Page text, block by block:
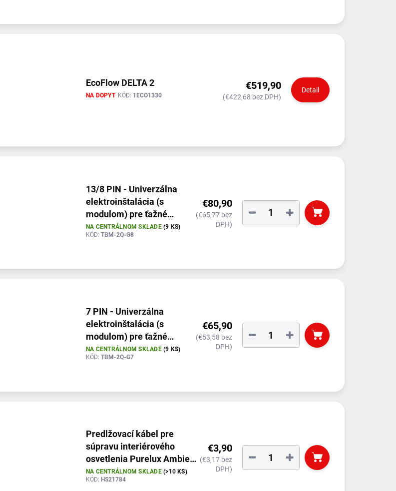
EcoFlow DELTA 2
NA DOPYT KÓD: 1ECO1330
€519,90
(€422,68 bez DPH)
Detail
13/8 PIN - Univerzálna
elektroinštalácia (s
modulom) pre ťažné
zariadenia (so spiatočkou)
NA CENTRÁLNOM SKLADE(9 KS)
KÓD: TBM-2Q-G8
€80,90
(€65,77 bez
DPH)
+
−
7 PIN - Univerzálna
elektroinštalácia (s
modulom) pre ťažné
zariadenia
NA CENTRÁLNOM SKLADE(9 KS)
KÓD: TBM-2Q-G7
€65,90
(€53,58 bez
DPH)
+
−
Predlžovací kábel pre
súpravu interiérového
osvetlenia Purelux Ambient
Light Kit, 100 cm
NA CENTRÁLNOM SKLADE(>10 KS)
KÓD: HS21784
€3,90
(€3,17 bez
DPH)
+
−